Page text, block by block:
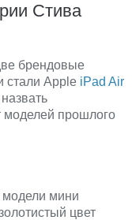
Стива
брендовые
стали Apple iPad Air
моделей прошлого
модели мини
цвет